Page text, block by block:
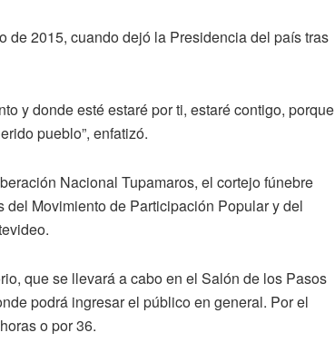
de 2015, cuando dejó la Presidencia del país tras
y donde esté estaré por ti, estaré contigo, porque
pueblo”, enfatizó.
Nacional Tupamaros, el cortejo fúnebre
Movimiento de Participación Popular y del
que se llevará a cabo en el Salón de los Pasos
podrá ingresar el público en general. Por el
o por 36.